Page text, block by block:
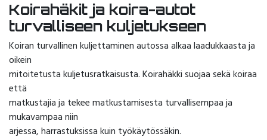
Koirahäkit ja koira-autot
turvalliseen kuljetukseen
Koiran turvallinen kuljettaminen autossa alkaa laadukkaasta ja
oikein
mitoitetusta kuljetusratkaisusta. Koirahäkki suojaa sekä koiraa
että
matkustajia ja tekee matkustamisesta turvallisempaa ja
mukavampaa niin
arjessa, harrastuksissa kuin työkäytössäkin.